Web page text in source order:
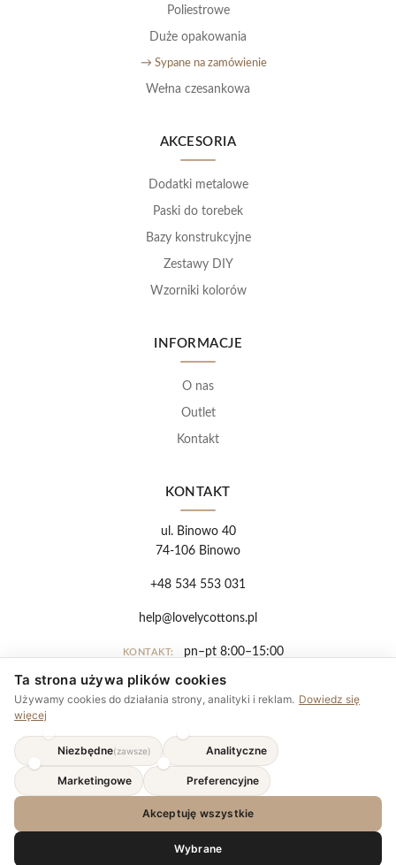
Poliestrowe
Duże opakowania
→ Sypane na zamówienie
Wełna czesankowa
AKCESORIA
Dodatki metalowe
Paski do torebek
Bazy konstrukcyjne
Zestawy DIY
Wzorniki kolorów
INFORMACJE
O nas
Outlet
Kontakt
KONTAKT
ul. Binowo 40
74-106 Binowo
+48 534 553 031
help@lovelycottons.pl
KONTAKT: pn–pt 8:00–15:00
PLN
Regulamin
Polityka prywatności
Płatności
Ta strona używa plików cookies
Używamy cookies do działania strony, analityki i reklam. Dowiedz się
więcej
Niezbędne(zawsze) Analityczne
Marketingowe Preferencyjne
Akceptuję wszystkie
Wybrane